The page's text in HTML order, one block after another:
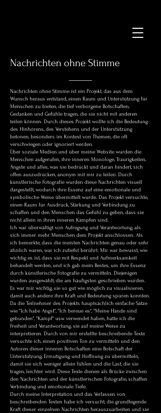
Nachrichten ohne Stimme
Nachrichten ohne Stimme ist ein Projekt, das aus dem
Wunsch heraus entstand, einen Raum und Unterstützung für
Menschen zu bieten, die tief verborgene Botschaften,
Gedanken und Gefühle tragen, die sie nicht mit anderen
teilen können. Durch dieses Projekt wollte ich die Bedeutung
des Hinhörens, des Verstehens und der Unterstützung
betonen, besonders im Kontext von Themen, die oft
verschwiegen oder ignoriert werden.
Über soziale Medien und über meine Website wurden die
Menschen aufgerufen, ihre inneren Monologe, Traurigkeiten,
Ängste und alles, was sie bedrückt und daran hindert, sich
offen auszudrücken, anonym mit mir zu teilen. Durch
künstlerische Fotografie wurden diese Nachrichten visuell
dargestellt, wodurch ihre Essenz auf eine emotionale und
symbolische Weise übermittelt wurde. Das Projekt versuchte,
einen Raum für Ausdruck, Stärkung und Verbindung zu
schaffen und den Menschen das Gefühl zu geben, dass sie
nicht allein in ihren inneren Kämpfen sind.
Ich war überwältigt von Aufregung und Verantwortung, als
sich immer mehr Menschen dem Projekt anschlossen. Als
ich bemerkte, dass die meisten Nachrichten genau oder sehr
ähnlich waren, war ich zutiefst berührt. Mir war bewusst, wie
wichtig es ist, dass sie mit Respekt und Aufmerksamkeit
behandelt werden, und ich gab mein Bestes, um ihre Essenz
durch künstlerische Fotografie zu vermitteln. Diejenigen
wurden ausgewählt, die am häufigsten geschrieben wurden.
Es war mir wichtig, sie so gut wie möglich zu visualisieren,
damit auch andere ihre Kraft und Bedeutung spüren konnten.
Da die Teilnehmer des Projekts hauptsächlich einfache Sätze
wie "Ich habe Angst", "Ich bereue es", "Meine Hände sind
gebunden", "Kampf" usw. verwendet haben, hatte ich die
Freiheit und Verantwortung, sie auf meine Weise zu
interpretieren. Durch von mir erstellte beschreibende Texte
versuchte ich, einen positiven Ton zu vermitteln und den
Autoren dieser inneren Botschaften eine Botschaft der
Unterstützung, Ermutigung und Hoffnung zu übermitteln,
damit sie sich weniger allein fühlen und die Last, die sie
tragen, leichter wird. Diese Texte dienen als Brücke zwischen
den Nachrichten und der künstlerischen Fotografie, schaffen
Verbindung und emotionale Tiefe.
Durch meine Interpretation und das Verfassen von
beschreibenden Texten habe ich versucht, die grundlegende
Kraft dieser einzelnen Nachrichten herauszuarbeiten und sie